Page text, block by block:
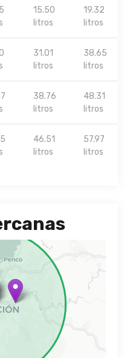
15.50
litros
19.32
litros
31.01
litros
38.65
litros
38.76
litros
48.31
litros
46.51
litros
57.97
litros